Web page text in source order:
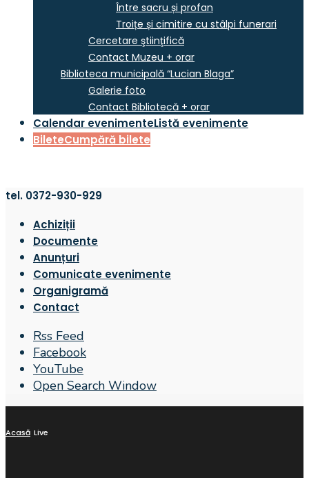
Între sacru și profan
Troițe și cimitire cu stâlpi funerari
Cercetare ştiinţifică
Contact Muzeu + orar
Biblioteca municipală “Lucian Blaga”
Galerie foto
Contact Bibliotecă + orar
Calendar evenimenteListă evenimente
BileteCumpără bilete
tel. 0372-930-929
Achiziții
Documente
Anunțuri
Comunicate evenimente
Organigramă
Contact
Rss Feed
Facebook
YouTube
Open Search Window
Acasă Live